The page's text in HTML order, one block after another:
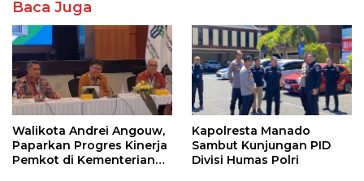
Baca Juga
Walikota Andrei Angouw,
Paparkan Progres Kinerja
Pemkot di Kementerian
Kapolresta Manado
Sambut Kunjungan PID
Divisi Humas Polri